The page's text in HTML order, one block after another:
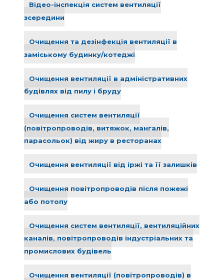
Відео-інспекція систем вентиляції
зсередини
Очищення та дезінфекція вентиляції в
заміському будинку/котеджі
Очищення вентиляції в адміністративних
будівлях від пилу і бруду
Очищення систем вентиляції
(повітропроводів, витяжок, мангалів,
парасольок) від жиру в ресторанах
Очищення вентиляції від іржі та її залишків
Очищення повітропроводів після пожежі
або потопу
Очищення систем вентиляції, вентиляційних
каналів, повітропроводів індустріальних та
промислових будівель
Очищення вентиляції (повітропроводів) в